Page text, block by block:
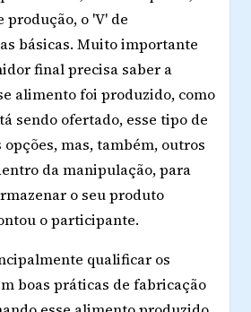
produção, o 'V' de
básicas. Muito importante
final precisa saber a
alimento foi produzido, como
sendo ofertado, esse tipo de
opções, mas, também, outros
da manipulação, para
o seu produto
o participante.
qualificar os
boas práticas de fabricação